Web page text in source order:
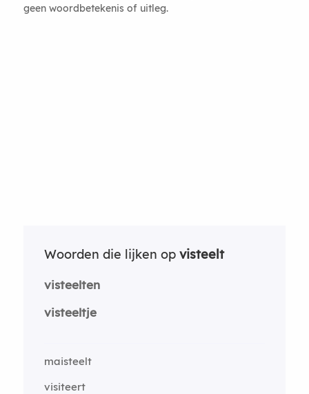
geen woordbetekenis of uitleg.
Woorden die lijken op visteelt
visteelten
visteeltje
maisteelt
visiteert